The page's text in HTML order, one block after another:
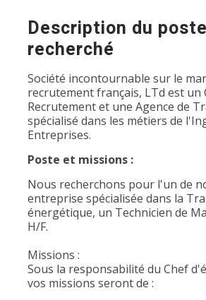
Description du
recherché
Société incontournable sur le
recrutement français, LTd est un
Recrutement et une Agence de
spécialisé dans les métiers de
Entreprises.
Poste et missions :
Nous recherchons pour l'un de
entreprise spécialisée dans la
énergétique, un Technicien de
H/F.
Missions :
Sous la responsabilité du Chef
vos missions seront de :